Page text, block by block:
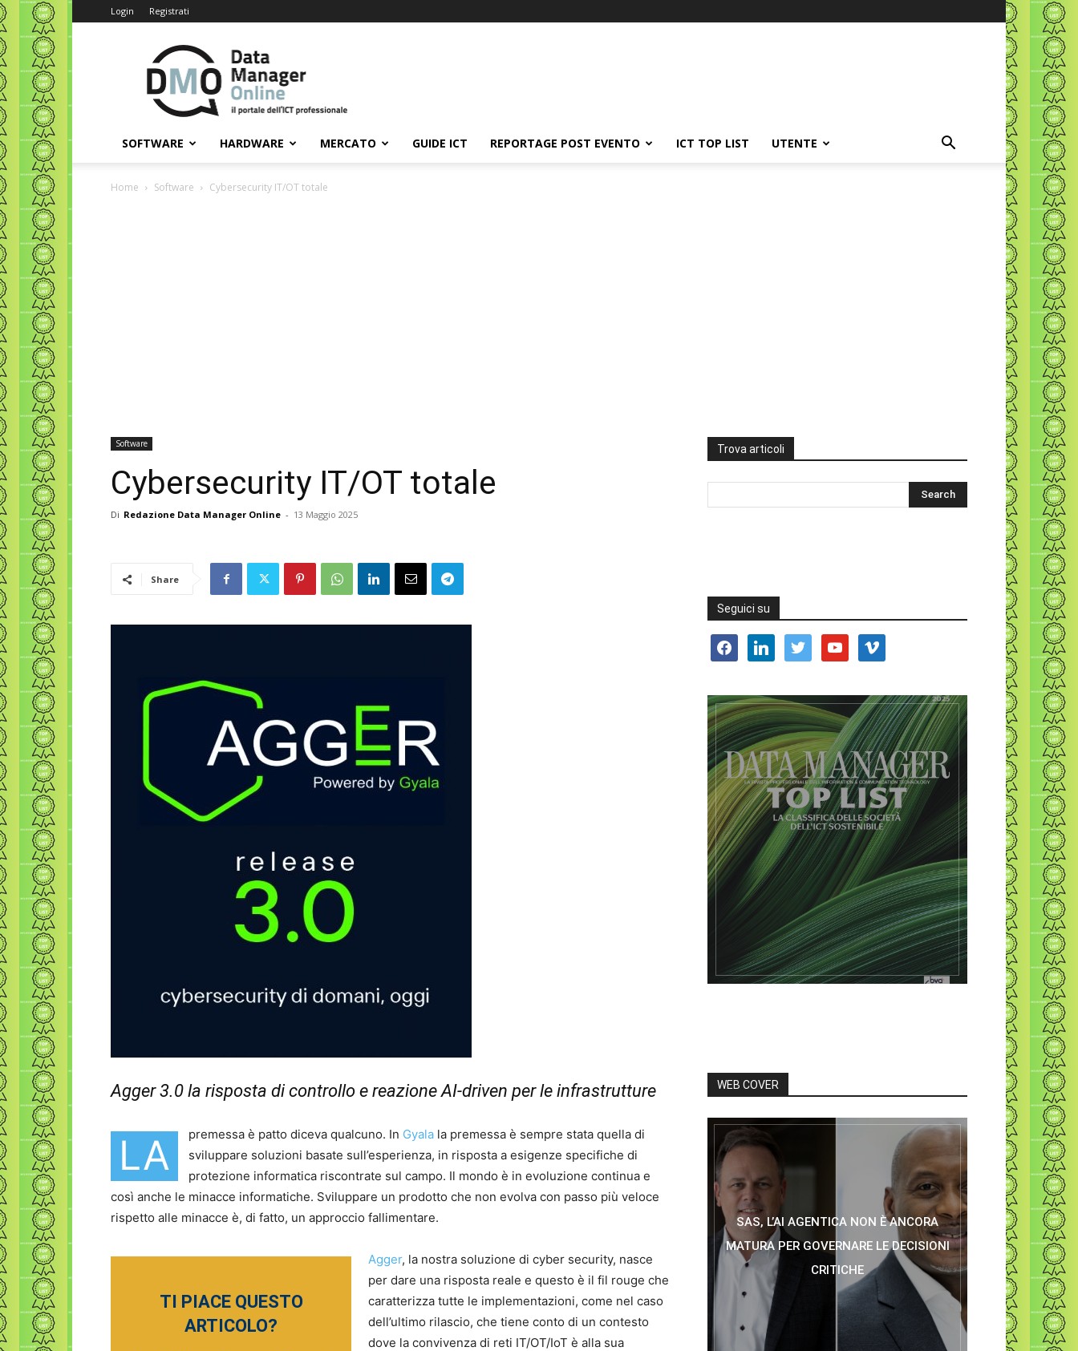
Login Registrati
Data
Manager
Online
SOFTWARE HARDWARE MERCATO GUIDE ICT REPORTAGE POST EVENTO ICT TOP LIST UTENTE
Home Software Cybersecurity IT/OT totale
Software
Cybersecurity IT/OT totale
Di Redazione Data Manager Online - 13 Maggio 2025
Share
Agger 3.0 la risposta di controllo e reazione AI-driven per le infrastrutture
LA premessa è patto diceva qualcuno. In Gyala la premessa è sempre stata quella di
sviluppare soluzioni basate sull’esperienza, in risposta a esigenze specifiche di
protezione informatica riscontrate sul campo. Il mondo è in evoluzione continua e
così anche le minacce informatiche. Sviluppare un prodotto che non evolva con passo più veloce
rispetto alle minacce è, di fatto, un approccio fallimentare.
TI PIACE QUESTO
ARTICOLO?
Agger, la nostra soluzione di cyber security, nasce
per dare una risposta reale e questo è il fil rouge che
caratterizza tutte le implementazioni, come nel caso
dell’ultimo rilascio, che tiene conto di un contesto
dove la convivenza di reti IT/OT/IoT è alla sua
Trova articoli
Seguici su
facebooklinkedin twitter youtube vimeo
WEB COVER
SAS, L’AI AGENTICA NON È ANCORA
MATURA PER GOVERNARE LE DECISIONI
CRITICHE